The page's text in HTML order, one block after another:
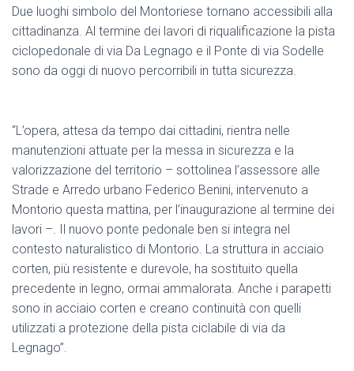
Due luoghi simbolo del Montoriese tornano accessibili alla
cittadinanza. Al termine dei lavori di riqualificazione la pista
ciclopedonale di via Da Legnago e il Ponte di via Sodelle
sono da oggi di nuovo percorribili in tutta sicurezza.
“L’opera, attesa da tempo dai cittadini, rientra nelle
manutenzioni attuate per la messa in sicurezza e la
valorizzazione del territorio – sottolinea l’assessore alle
Strade e Arredo urbano Federico Benini, intervenuto a
Montorio questa mattina, per l’inaugurazione al termine dei
lavori –. Il nuovo ponte pedonale ben si integra nel
contesto naturalistico di Montorio. La struttura in acciaio
corten, più resistente e durevole, ha sostituito quella
precedente in legno, ormai ammalorata. Anche i parapetti
sono in acciaio corten e creano continuità con quelli
utilizzati a protezione della pista ciclabile di via da
Legnago”.